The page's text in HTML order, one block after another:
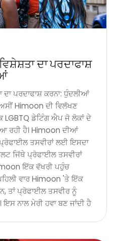
ਦਾ ਪਰਦਾਫਾਸ਼
ਪਰਦਾਫਾਸ਼ ਕਰਨਾ: ਧੁੰਦਲੀਆਂ
Himoon ਦੀ ਵਿਲੱਖਣ
LGBTQ ਡੇਟਿੰਗ ਐਪ ਜੋ ਲੋਕਾਂ ਦੇ
ਰਹੀ ਹੈ। Himoon ਦੀਆਂ
ਪ੍ਰੋਫਾਈਲ ਤਸਵੀਰਾਂ ਲਈ ਇਸਦਾ
ਜਿੱਥੇ ਪ੍ਰੋਫਾਈਲ ਤਸਵੀਰਾਂ
ਇੱਕ ਵੱਖਰੀ ਪਹੁੰਚ
ਵਾਰ Himoon 'ਤੇ ਇੱਕ
ਤਾਂ ਪ੍ਰੋਫਾਈਲ ਤਸਵੀਰ ਨੂੰ
ਇਸ ਨਾਲ ਮੇਰੀ ਹਵਾ ਬਣ ਜਾਂਦੀ ਹੈ